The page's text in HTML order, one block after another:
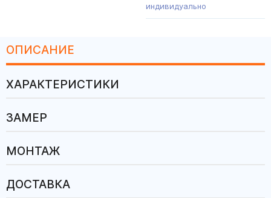
индивидуально
ОПИСАНИЕ
ХАРАКТЕРИСТИКИ
ЗАМЕР
МОНТАЖ
ДОСТАВКА